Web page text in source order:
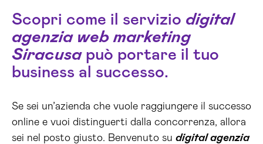
Scopri come il servizio digital
agenzia web marketing
Siracusapuò portare il tuo
business al successo.
Se sei un’azienda che vuole raggiungere il successo
online e vuoi distinguerti dalla concorrenza, allora
sei nel posto giusto. Benvenuto su digital agenzia